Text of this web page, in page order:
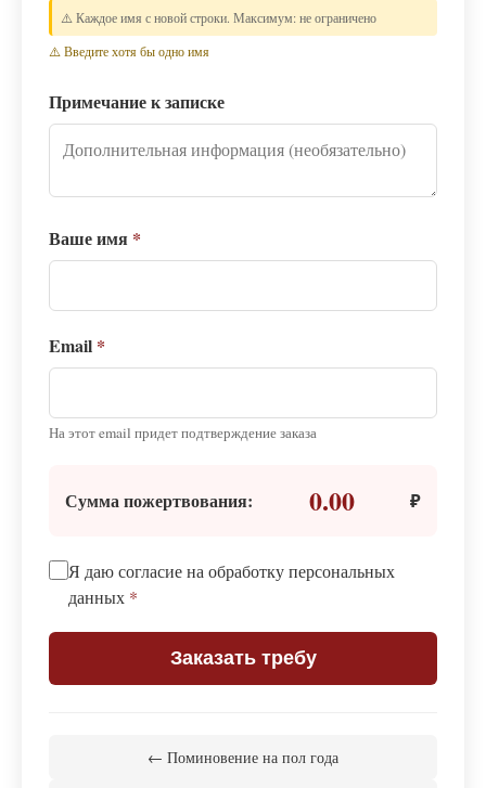
⚠️ Каждое имя с новой строки. Максимум: не ограничено
⚠️ Введите хотя бы одно имя
Примечание к записке
Ваше имя *
Email *
На этот email придет подтверждение заказа
Сумма пожертвования: 0.00 ₽
Я даю согласие на обработку персональных
данных *
Заказать требу
← Поминовение на пол года